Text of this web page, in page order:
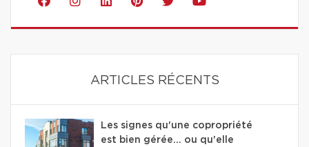
ARTICLES RÉCENTS
Les signes qu'une copropriété
est bien gérée… ou qu'elle